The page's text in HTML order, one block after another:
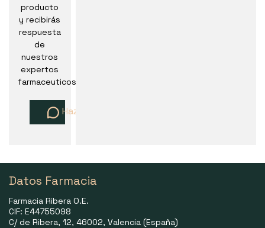
producto
y recibirás
respuesta
de
nuestros
expertos
farmaceuticos
Haz una pregunta
Datos Farmacia
Farmacia Ribera O.E.
CIF: E44755098
C/ de Ribera, 12, 46002, Valencia (España)